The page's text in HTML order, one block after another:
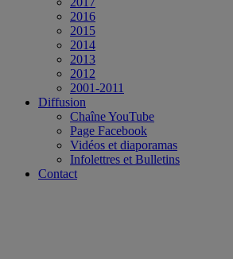
2016
2015
2014
2013
2012
2001-2011
Diffusion
Chaîne YouTube
Page Facebook
Vidéos et diaporamas
Infolettres et Bulletins
Contact